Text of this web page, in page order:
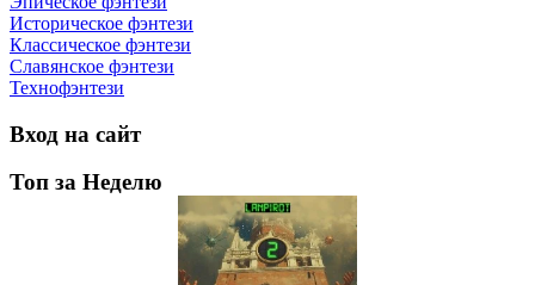
Историческое фэнтези
Классическое фэнтези
Славянское фэнтези
Технофэнтези
Вход на сайт
Топ за Неделю